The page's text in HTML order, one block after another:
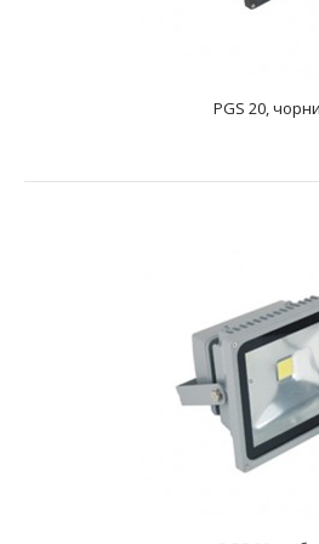
PGS 20, срібло
ПРОЖЕКТОР СВЕТОДІОДНИЙ
PGS 20,